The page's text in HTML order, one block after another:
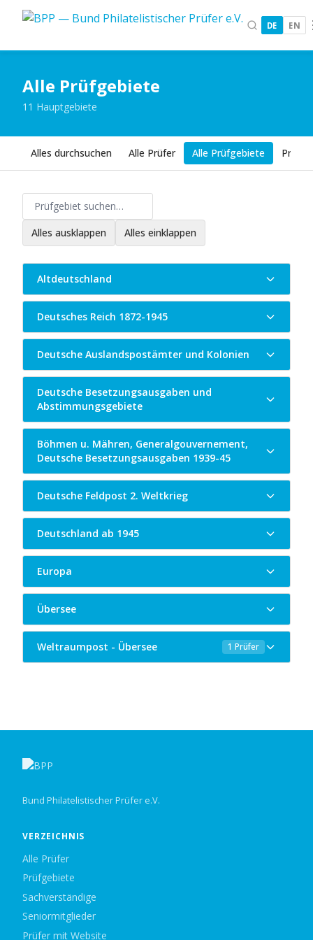
DE EN
Alle Prüfgebiete
11 Hauptgebiete
Alles durchsuchen Alle Prüfer Alle Prüfgebiete
Alles ausklappen Alles einklappen
Altdeutschland
Deutsches Reich 1872-1945
Deutsche Auslandspostämter und Kolonien
Deutsche Besetzungsausgaben und
Abstimmungsgebiete
Böhmen u. Mähren, Generalgouvernement,
Deutsche Besetzungsausgaben 1939-45
Deutsche Feldpost 2. Weltkrieg
Deutschland ab 1945
Europa
Übersee
Weltraumpost - Übersee 1 Prüfer
Bund Philatelistischer Prüfer e.V.
VERZEICHNIS
Alle Prüfer
Prüfgebiete
Sachverständige
Seniormitglieder
Prüfer mit Website